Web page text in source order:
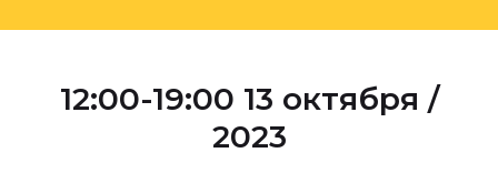
12:00-19:00 13 октября /
2023